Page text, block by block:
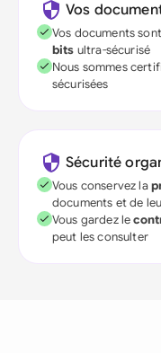
Vos
Vos documents
bits ultra-sécurisé
Nous sommes
sécurisées
Sécurité
Vous conservez la
documents et de
Vous gardez le
peut les consulter